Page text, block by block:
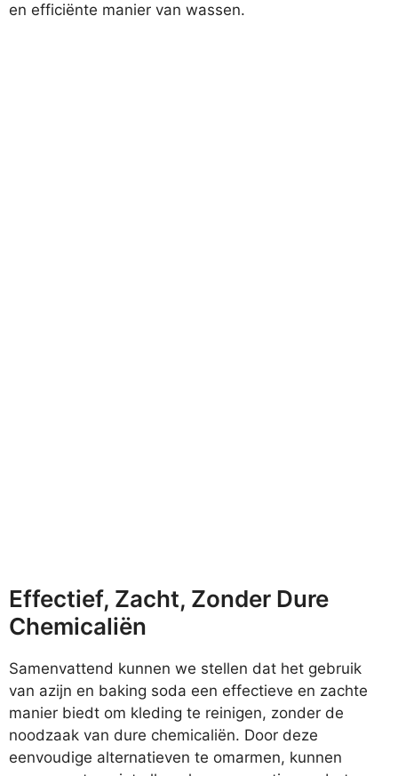
en efficiënte manier van wassen.
Effectief, Zacht, Zonder Dure
Chemicaliën
Samenvattend kunnen we stellen dat het gebruik
van azijn en baking soda een effectieve en zachte
manier biedt om kleding te reinigen, zonder de
noodzaak van dure chemicaliën. Door deze
eenvoudige alternatieven te omarmen, kunnen